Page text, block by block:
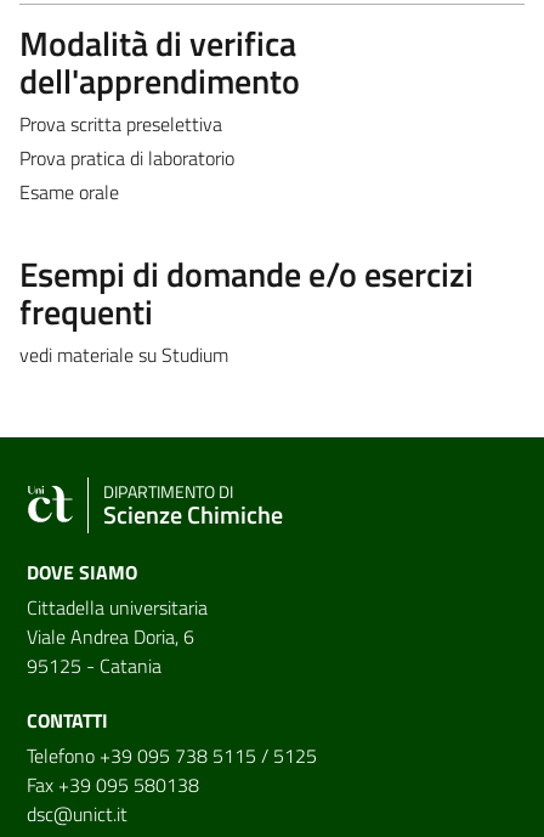
Modalità di verifica
dell'apprendimento
Prova scritta preselettiva
Prova pratica di laboratorio
Esame orale
Esempi di domande e/o esercizi
frequenti
vedi materiale su Studium
DIPARTIMENTO DI
Scienze Chimiche
DOVE SIAMO
Cittadella universitaria
Viale Andrea Doria, 6
95125 - Catania
CONTATTI
Telefono +39 095 738 5115 / 5125
Fax +39 095 580138
dsc@unict.it